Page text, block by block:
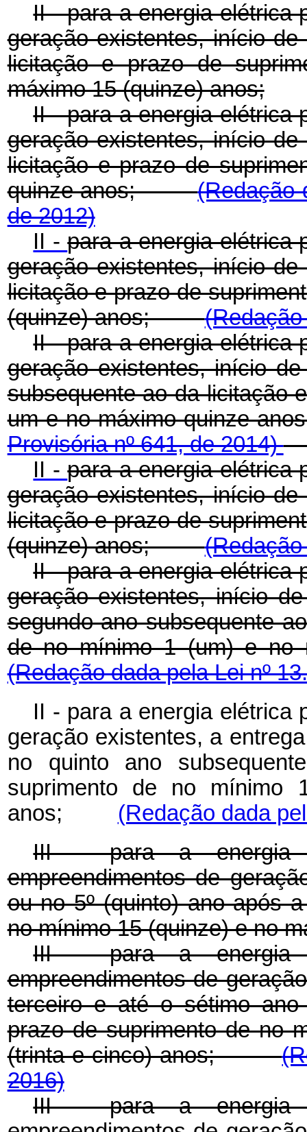
II - para a energia elétrica
geração existentes, início
licitação e prazo de
máximo 15 (quinze) anos;
II - para a energia elétrica
geração existentes, início
licitação e prazo de
quinze anos;(Redação
de 2012)
II -para a energia elétrica
geração existentes, início
licitação e prazo de
(quinze) anos;(Redação
II - para a energia elétrica
geração existentes, início
subsequente ao da licitação
um e no máximo
Provisória nº 641, de 2014)
II -para a energia elétrica
geração existentes, início
licitação e prazo de
(quinze) anos;(Redação
II - para a energia elétrica
geração existentes, início
segundo ano subsequente
de no mínimo 1 (um) e
(Redação dada pela Lei nº
II - para a energia elétrica
geração existentes, a
no quinto ano
suprimento de no mínimo
anos; (Redação dada
III - para a energia
empreendimentos de
ou no 5º (quinto) ano após
no mínimo 15 (quinze) e no
III - para a energia
empreendimentos de
terceiro e até o sétimo
prazo de suprimento de no
(trinta e cinco) anos;
2016)
III - para a energia